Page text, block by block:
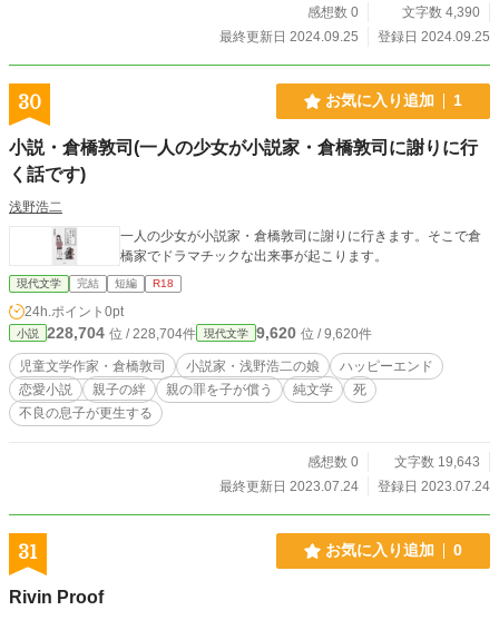
感想数 0
文字数 4,390
最終更新日 2024.09.25
登録日 2024.09.25
30 お気に入り追加 1
小説・倉橋敦司(一人の少女が小説家・倉橋敦司に謝りに行
く話です)
浅野浩二
一人の少女が小説家・倉橋敦司に謝りに行きます。そこで倉
橋家でドラマチックな出来事が起こります。
現代文学 完結 短編 R18
24h.ポイント 0pt
小説 228,704 位 / 228,704件 現代文学 9,620 位 / 9,620件
児童文学作家・倉橋敦司 小説家・浅野浩二の娘
ハッピーエンド
恋愛小説
親子の絆 親の罪を子が償う 純文学
死
不良の息子が更生する
感想数 0
文字数 19,643
最終更新日 2023.07.24
登録日 2023.07.24
31 お気に入り追加 0
Rivin Proof